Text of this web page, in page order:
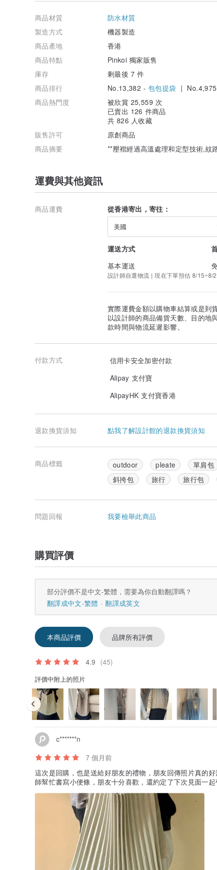
●Colour : Beige x Navy
●肩帶可以調較長度(斜背/上肩)
●防潑水面料，產品不起縐方便收納備用，亦可清洗
●洗滌後皺摺紋路不變
★縐摺保養 :
如使用洗衣機,請將產品放入洗衣袋內再進行洗滌.
稍微脫水後整理袋形,放在陰涼處晾乾.
避免乾洗.
縐摺加工不耐熱,因此不要使用烘乾或用熨斗或蒸氣熨刷.
避免縐摺拉直的狀態下施加壓力.
服務出貨。
如欲寄到智郵站/郵局收件，請在收件地址填上智郵站編
「台灣/日本/其他國家」:
服務出貨，不需要實名認證。
商品材質
防水材質
製造方式
機器製造
商品產地
香港
商品特點
Pinkoi 獨家販售
庫存
剩最後 7 件
商品排行
No.13,382 - 包包提袋 |
商品熱門度
被欣賞 25,559 次
已賣出 126 件商品
共 826 人收藏
販售許可
原創商品
商品摘要
**壓褶經過高溫處理和定型技術,紋
運費與其他資訊
商品運費 從香港寄出，寄往：
美國
運送方式
基本運送
設計師自選物流 | 現在下單預估 8/15~8/
實際運費金額以購物車結算或是到
以設計師的商品備貨天數、目的地
款時間與物流延遲影響。
付款方式
信用卡安全加密付款
Alipay 支付寶
AlipayHK 支付寶香港
退款換貨須知 點我了解設計館的退款換貨須知
商品標籤 outdoor pleate
單肩包
斜挎包
旅行 旅行包
問題回報 我要檢舉此商品
購買評價
部分評價不是中文-繁體，需要為你自動翻譯嗎？
翻譯成中文-繁體
翻譯成英文
本商品評價 品牌所有評價
4.9 (45)
評價中附上的照片
c*******n
7 個月前
這次是回購，也是送給好朋友的禮物，朋友回傳照片真的
師幫忙書寫小便條，朋友十分喜歡，還約定了下次見面一